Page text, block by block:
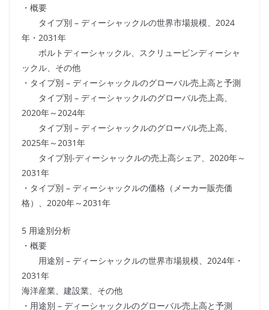
・概要
タイプ別 – ディーシャックルの世界市場規模、2024
年・2031年
ボルトディーシャックル、スクリューピンディーシャ
ックル、その他
・タイプ別 – ディーシャックルのグローバル売上高と予測
タイプ別 – ディーシャックルのグローバル売上高、
2020年～2024年
タイプ別 – ディーシャックルのグローバル売上高、
2025年～2031年
タイプ別-ディーシャックルの売上高シェア、2020年～
2031年
・タイプ別 – ディーシャックルの価格（メーカー販売価
格）、2020年～2031年
5 用途別分析
・概要
用途別 – ディーシャックルの世界市場規模、2024年・
2031年
海洋産業、建設業、その他
・用途別 – ディーシャックルのグローバル売上高と予測